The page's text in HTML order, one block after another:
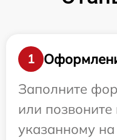
1
Заполните
или
указанному на